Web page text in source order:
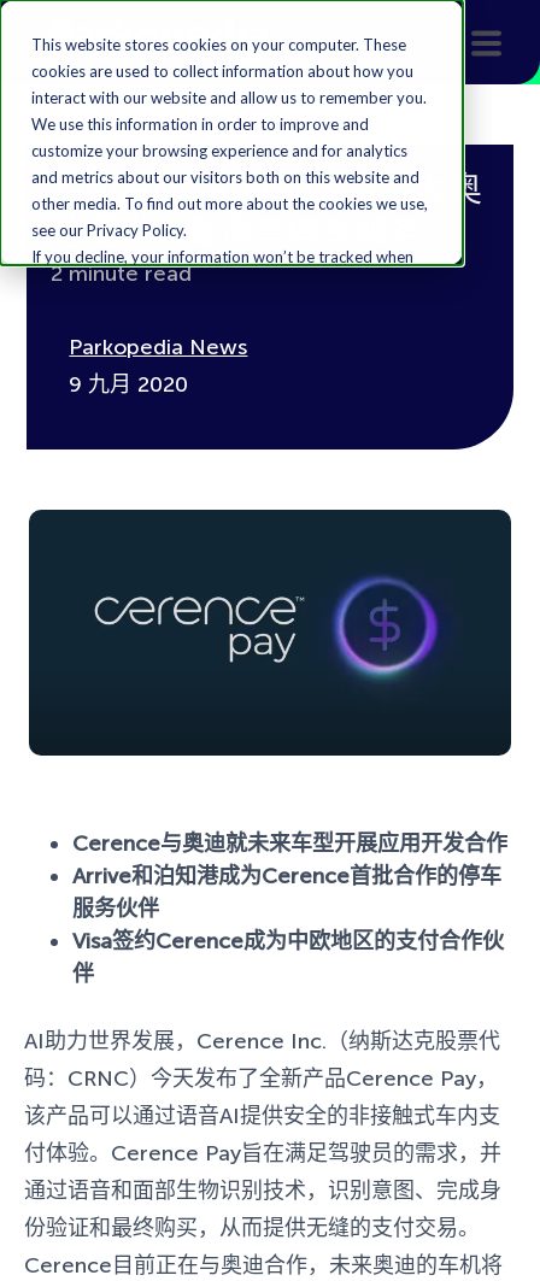
This website stores cookies on your computer. These
cookies are used to collect information about how you
interact with our website and allow us to remember you.
We use this information in order to improve and
customize your browsing experience and for analytics
and metrics about our visitors both on this website and
other media. To find out more about the cookies we use,
see our Privacy Policy.
If you decline, your information won’t be tracked when
you visit this website. A single cookie will be used in your
tracked.
Accept
泊知港助力Cerence Pay为奥
迪提供车载语音停车服务
2 minute read
Parkopedia News
9 九月 2020
Cerence与奥迪就未来车型开展应用开发合作
Arrive和泊知港成为Cerence首批合作的停车
服务伙伴
Visa签约Cerence成为中欧地区的支付合作伙
伴
AI助力世界发展，Cerence Inc.（纳斯达克股票代
码：CRNC）今天发布了全新产品Cerence Pay，
该产品可以通过语音AI提供安全的非接触式车内支
付体验。Cerence Pay旨在满足驾驶员的需求，并
通过语音和面部生物识别技术，识别意图、完成身
份验证和最终购买，从而提供无缝的支付交易。
Cerence目前正在与奥迪合作，未来奥迪的车机将